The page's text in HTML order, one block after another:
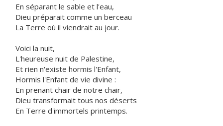
En séparant le sable et l'eau,
Dieu préparait comme un berceau
La Terre où il viendrait au jour.
Voici la nuit,
L'heureuse nuit de Palestine,
Et rien n'existe hormis l'Enfant,
Hormis l'Enfant de vie divine :
En prenant chair de notre chair,
Dieu transformait tous nos déserts
En Terre d'immortels printemps.